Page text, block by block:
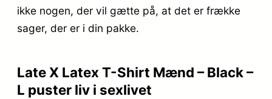
ikke nogen, der vil gætte på, at det er frække
sager, der er i din pakke.
Late X Latex T-Shirt Mænd – Black –
L puster liv i sexlivet